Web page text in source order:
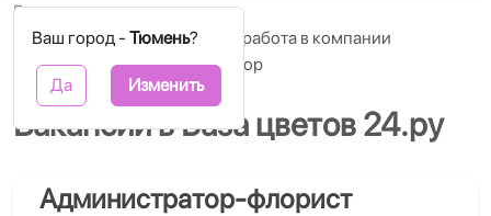
Ваш город - Тюмень?
Да Изменить
Главная
Вакансии База Цветов 24 работа в компании
помощник флориста оператор
Вакансии в База цветов 24.ру
Администратор-флорист